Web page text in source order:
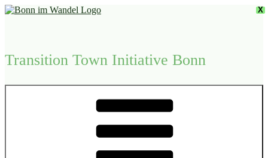
Zum
Transition Town Initiative Bonn
X